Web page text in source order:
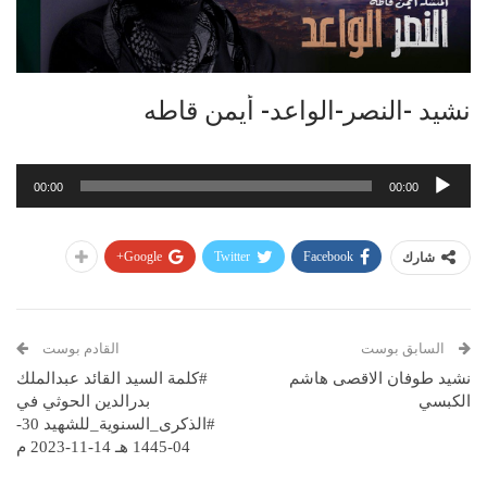
نشيد -النصر-الواعد- أيمن قاطه
مشغل
00:00
00:00
شارك Facebook
Twitter
Google+
السابق بوست
نشيد طوفان الاقصى هاشم
الكبسي
القادم بوست
#كلمة السيد القائد عبدالملك
بدرالدين الحوثي في
#الذكرى_السنوية_للشهيد 30-
04-1445 هـ 14-11-2023 م